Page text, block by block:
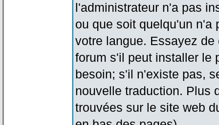
l'administrateur n'a pas
ou que soit quelqu'un n'a
votre langue. Essayez
forum s'il peut installer le
besoin; s'il n'existe pas,
nouvelle traduction. Plus
trouvées sur le site web